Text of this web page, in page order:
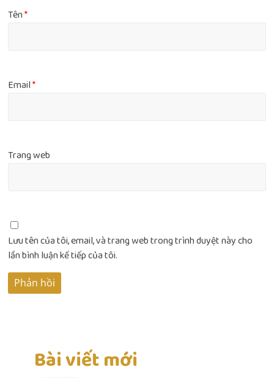
Tên*
Email*
Trang web
Lưu tên của tôi, email, và trang web trong trình duyệt này cho
lần bình luận kế tiếp của tôi.
Bài viết mới